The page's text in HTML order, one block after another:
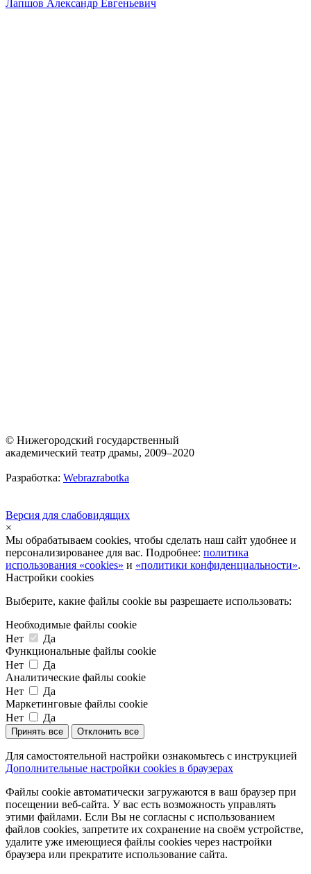
Лапшов Александр Евгеньевич
© Нижегородский государственный
академический театр драмы, 2009–2020
Разработка: Webrazrabotka
Версия для слабовидящих
×
Мы обрабатываем cookies, чтобы сделать наш сайт удобнее и
персонализированее для вас. Подробнее: политика
использования «cookies» и «политики конфиденциальности».
Настройки cookies
Выберите, какие файлы cookie вы разрешаете использовать:
Необходимые файлы cookie
Нет
Да
Функциональные файлы cookie
Нет
Да
Аналитические файлы cookie
Нет
Да
Маркетинговые файлы cookie
Нет
Да
Принять все Отклонить все
Для самостоятельной настройки ознакомьтесь с инструкцией
Дополнительные настройки cookies в браузерах
Файлы cookie автоматически загружаются в ваш браузер при
посещении веб-сайта. У вас есть возможность управлять
этими файлами. Если Вы не согласны с использованием
файлов cookies, запретите их сохранение на своём устройстве,
удалите уже имеющиеся файлы cookies через настройки
браузера или прекратите использование сайта.